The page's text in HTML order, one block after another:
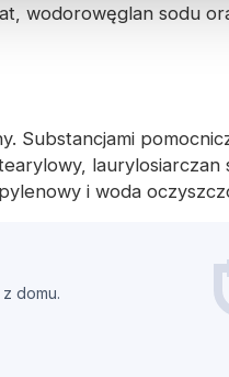
wodorowęglan sodu
Substancjami
laurylosiarczan
i woda
domu.